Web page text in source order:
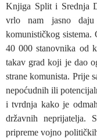
Knjiga Split i Srednja
vrlo nam jasno
komunističkog sistema.
40 000 stanovnika od
takav grad koji je dao
strane komunista. Prije
nepoćudnih ili
i tvrdnja kako je
državnih neprijatelja.
pripreme vojno